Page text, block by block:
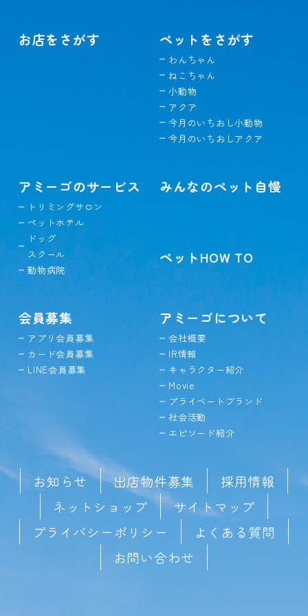
お店をさがす ペットをさがす
わんちゃん
ねこちゃん
小動物
アクア
今月のいちおし小動物
今月のいちおしアクア
アミーゴのサービス
トリミングサロン
ペットホテル
ドッグ
スクール
動物病院
みんなのペット自慢
ペットHOW TO
会員募集
アプリ会員募集
カード会員募集
LINE会員募集
アミーゴについて
会社概要
IR情報
キャラクター紹介
Movie
プライベートブランド
社会活動
エピソード紹介
お知らせ 出店物件募集
採用情報
ネットショップ
サイトマップ
プライバシーポリシー
よくある質問
お問い合わせ